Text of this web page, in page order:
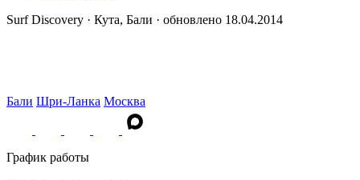
Surf Discovery · Кута, Бали · обновлено 18.04.2014
Бали Шри-Ланка Москва
График работы